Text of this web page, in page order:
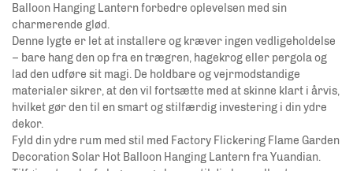
Balloon Hanging Lantern forbedre oplevelsen med sin
charmerende glød.
Denne lygte er let at installere og kræver ingen vedligeholdelse
– bare hang den op fra en trægren, hagekrog eller pergola og
lad den udføre sit magi. De holdbare og vejrmodstandige
materialer sikrer, at den vil fortsætte med at skinne klart i årvis,
hvilket gør den til en smart og stilfærdig investering i din ydre
dekor.
Fyld din ydre rum med stil med Factory Flickering Flame Garden
Decoration Solar Hot Balloon Hanging Lantern fra Yuandian.